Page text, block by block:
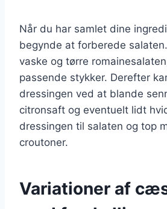
Når du har samlet dine
begynde at forberede
vaske og tørre
passende stykker. Derefter
dressingen ved at blande
citronsaft og eventuelt lidt
dressingen til salaten og top
croutoner.
Variationer af